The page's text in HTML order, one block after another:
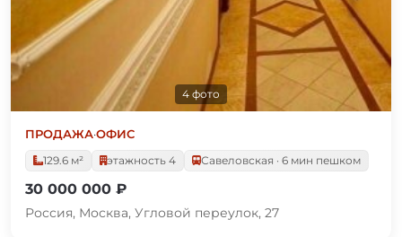
4 фото
ПРОДАЖА·ОФИС
129.6 м²
этажность 4 Савеловская · 6 мин пешком
30 000 000 ₽
Россия, Москва, Угловой переулок, 27